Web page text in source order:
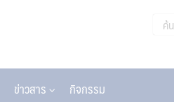
ค้นหา
ข่าวสาร
กิจกรรม